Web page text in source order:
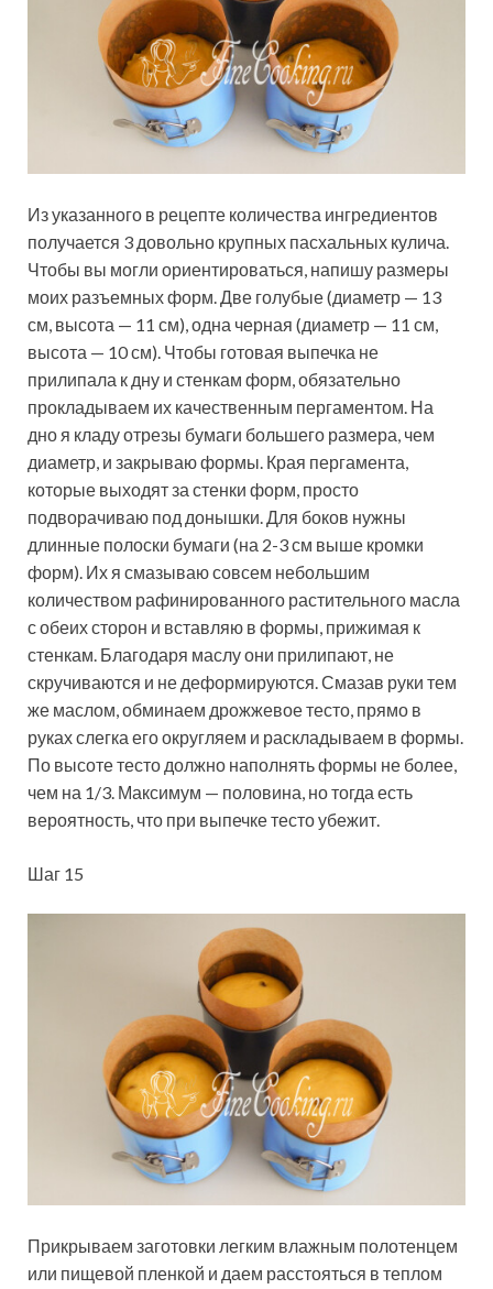
Из указанного в рецепте количества ингредиентов
получается 3 довольно крупных пасхальных кулича.
Чтобы вы могли ориентироваться, напишу размеры
моих разъемных форм. Две голубые (диаметр — 13
см, высота — 11 см), одна черная (диаметр — 11 см,
высота — 10 см). Чтобы готовая выпечка не
прилипала к дну и стенкам форм, обязательно
прокладываем их качественным пергаментом. На
дно я кладу отрезы бумаги большего размера, чем
диаметр, и закрываю формы. Края пергамента,
которые выходят за стенки форм, просто
подворачиваю под донышки. Для боков нужны
длинные полоски бумаги (на 2-3 см выше кромки
форм). Их я смазываю совсем небольшим
количеством рафинированного растительного масла
с обеих сторон и вставляю в формы, прижимая к
стенкам. Благодаря маслу они прилипают, не
скручиваются и не деформируются. Смазав руки тем
же маслом, обминаем дрожжевое тесто, прямо в
руках слегка его округляем и раскладываем в формы.
По высоте тесто должно наполнять формы не более,
чем на 1/3. Максимум — половина, но тогда есть
вероятность, что при выпечке тесто убежит.
Шаг 15
Прикрываем заготовки легким влажным полотенцем
или пищевой пленкой и даем расстояться в теплом